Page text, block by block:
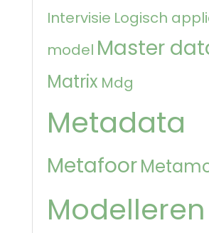
Intervisie Logisch
model Master
Matrix Mdg
Metadata
Metafoor
Modelleren